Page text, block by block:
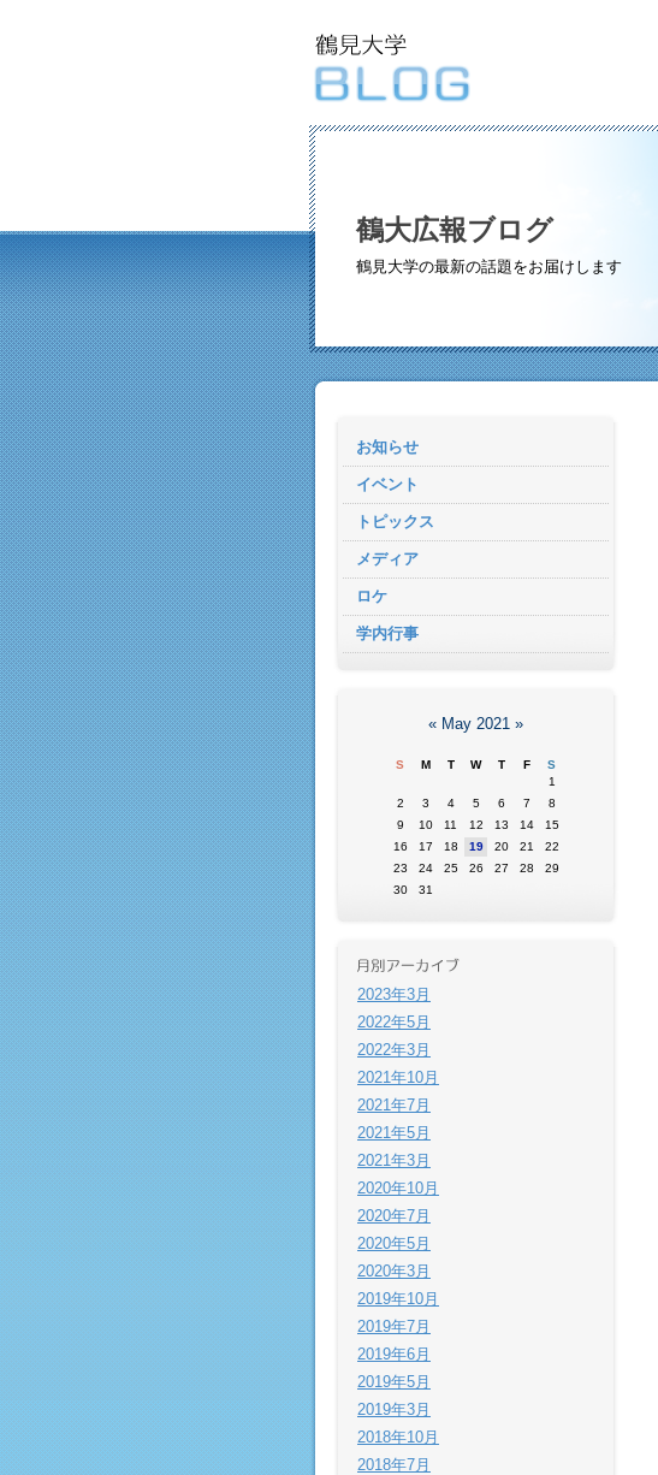
鶴大広報ブログ
鶴見大学の最新の話題をお届けします
お知らせ
イベント
トピックス
メディア
ロケ
学内行事
« May 2021 »
S M T W T F
S
1
2
3 4 5 6 7
8
9
10 11 12 13 14
15
16
17 18 19 20 21
22
23
24 25 26 27 28
29
30
31
2023年3月
2022年5月
2022年3月
2021年10月
2021年7月
2021年5月
2021年3月
2020年10月
2020年7月
2020年5月
2020年3月
2019年10月
2019年7月
2019年6月
2019年5月
2019年3月
2018年10月
2018年7月